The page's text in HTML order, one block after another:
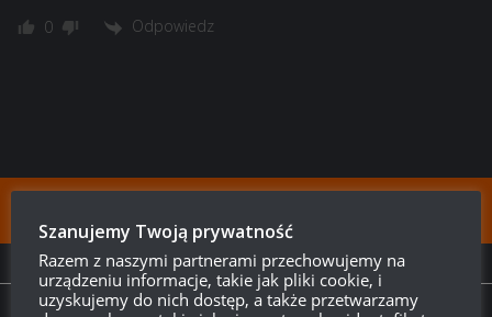
0 Odpowiedz
NEXT STORY
Polskie drzewko technologiczne
Szanujemy Twoją prywatność
Razem z naszymi partnerami przechowujemy na
urządzeniu informacje, takie jak pliki cookie, i
uzyskujemy do nich dostęp, a także przetwarzamy